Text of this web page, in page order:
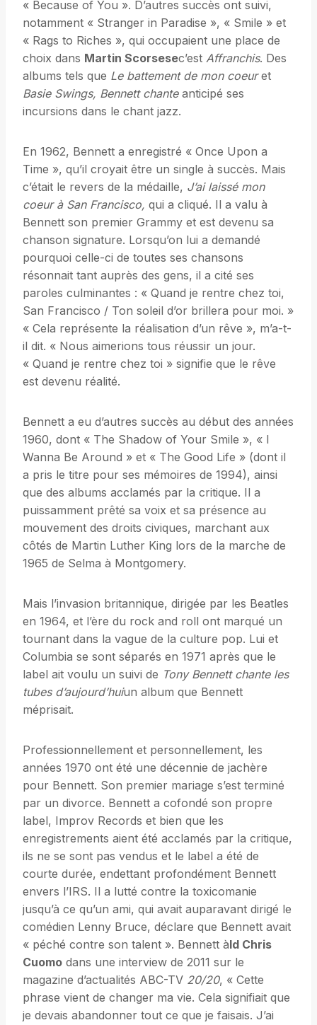
« Because of You ». D’autres succès ont suivi,
notamment « Stranger in Paradise », « Smile » et
« Rags to Riches », qui occupaient une place de
choix dans Martin Scorsesec’est Affranchis. Des
albums tels que Le battement de mon coeuret
Basie Swings, Bennett chanteanticipé ses
incursions dans le chant jazz.
En 1962, Bennett a enregistré « Once Upon a
Time », qu’il croyait être un single à succès. Mais
c’était le revers de la médaille, J’ai laissé mon
coeur à San Francisco, qui a cliqué. Il a valu à
Bennett son premier Grammy et est devenu sa
chanson signature. Lorsqu’on lui a demandé
pourquoi celle-ci de toutes ses chansons
résonnait tant auprès des gens, il a cité ses
paroles culminantes : « Quand je rentre chez toi,
San Francisco / Ton soleil d’or brillera pour moi. »
« Cela représente la réalisation d’un rêve », m’a-t-
il dit. « Nous aimerions tous réussir un jour.
« Quand je rentre chez toi » signifie que le rêve
est devenu réalité.
Bennett a eu d’autres succès au début des années
1960, dont « The Shadow of Your Smile », « I
Wanna Be Around » et « The Good Life » (dont il
a pris le titre pour ses mémoires de 1994), ainsi
que des albums acclamés par la critique. Il a
puissamment prêté sa voix et sa présence au
mouvement des droits civiques, marchant aux
côtés de Martin Luther King lors de la marche de
1965 de Selma à Montgomery.
Mais l’invasion britannique, dirigée par les Beatles
en 1964, et l’ère du rock and roll ont marqué un
tournant dans la vague de la culture pop. Lui et
Columbia se sont séparés en 1971 après que le
label ait voulu un suivi de Tony Bennett chante les
tubes d’aujourd’huiun album que Bennett
méprisait.
Professionnellement et personnellement, les
années 1970 ont été une décennie de jachère
pour Bennett. Son premier mariage s’est terminé
par un divorce. Bennett a cofondé son propre
label, Improv Records et bien que les
enregistrements aient été acclamés par la critique,
ils ne se sont pas vendus et le label a été de
courte durée, endettant profondément Bennett
envers l’IRS. Il a lutté contre la toxicomanie
jusqu’à ce qu’un ami, qui avait auparavant dirigé le
comédien Lenny Bruce, déclare que Bennett avait
« péché contre son talent ». Bennett àld Chris
Cuomo dans une interview de 2011 sur le
magazine d’actualités ABC-TV 20/20, « Cette
phrase vient de changer ma vie. Cela signifiait que
je devais abandonner tout ce que je faisais. J’ai